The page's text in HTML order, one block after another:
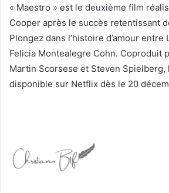
« Maestro » est le deuxième film
Cooper après le succès retentissant
Plongez dans l’histoire d’amour
Felicia Montealegre Cohn. Coproduit
Martin Scorsese et Steven Spielberg,
disponible sur Netflix dès le 20